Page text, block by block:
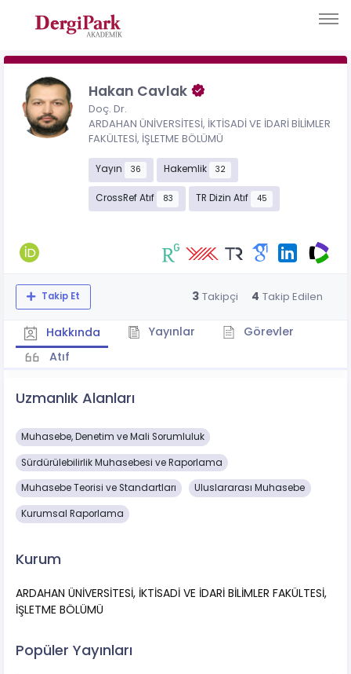
Hakan Cavlak
Doç. Dr.
ARDAHAN ÜNİVERSİTESİ, İKTİSADİ VE İDARİ BİLİMLER
FAKÜLTESİ, İŞLETME BÖLÜMÜ
Yayın 36 Hakemlik 32
CrossRef Atıf 83 TR Dizin Atıf 45
Takip Et 3 Takipçi 4 Takip Edilen
Hakkında Yayınlar
Görevler
Atıf
Uzmanlık Alanları
Muhasebe, Denetim ve Mali Sorumluluk
Sürdürülebilirlik Muhasebesi ve Raporlama
Muhasebe Teorisi ve Standartları Uluslararası Muhasebe
Kurumsal Raporlama
Kurum
ARDAHAN ÜNİVERSİTESİ, İKTİSADİ VE İDARİ BİLİMLER FAKÜLTESİ,
İŞLETME BÖLÜMÜ
Popüler Yayınları